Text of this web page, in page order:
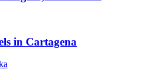
in Cartagena